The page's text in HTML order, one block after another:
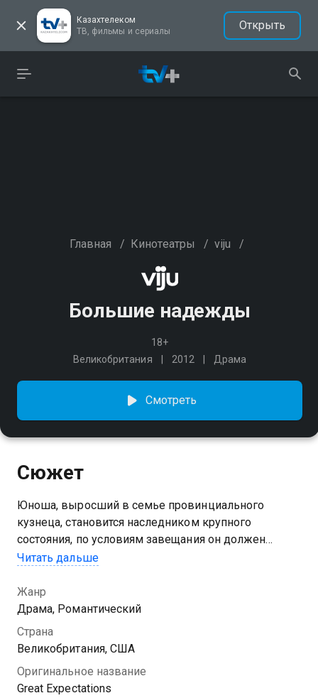
Казахтелеком
ТВ, фильмы и сериалы
Открыть
Главная / Кинотеатры / viju /
Большие надежды
18+
Великобритания
2012 Драма
Смотреть
Сюжет
Юноша, выросший в семье провинциального
кузнеца, становится наследником крупного
состояния, по условиям завещания он должен
оставить привычную жизнь, чтобы получить в
интересоваться личностью благодетеля и никогда
не сменять своё имя. Став респектабельным
джентльменом, он надеется добиться расположения
девушки, в которую влюблён с детства…
Читать дальше
Жанр
Драма, Романтический
Страна
Великобритания, США
Оригинальное название
Great Expectations